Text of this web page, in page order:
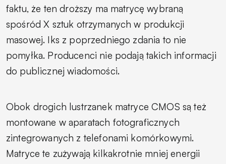
faktu, że ten droższy ma matrycę wybraną
spośród X sztuk otrzymanych w produkcji
masowej. Iks z poprzedniego zdania to nie
pomyłka. Producenci nie podają takich informacji
do publicznej wiadomości.
Obok drogich lustrzanek matryce CMOS są też
montowane w aparatach fotograficznych
zintegrowanych z telefonami komórkowymi.
Matryce te zużywają kilkakrotnie mniej energii